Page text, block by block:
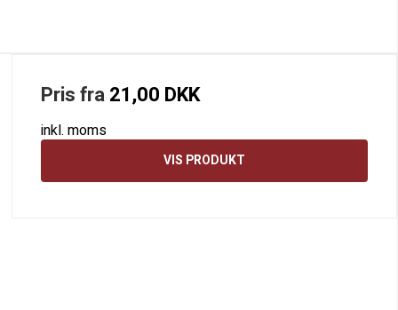
Pris fra21,00 DKK
inkl. moms
VIS PRODUKT